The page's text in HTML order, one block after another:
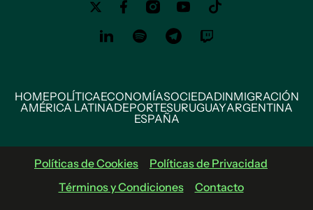
HOMEPOLÍTICAECONOMÍASOCIEDADINMIGRACIÓN
AMÉRICA LATINADEPORTESURUGUAYARGENTINA
ESPAÑA
Políticas de Cookies
Políticas de Privacidad
Términos y Condiciones
Contacto